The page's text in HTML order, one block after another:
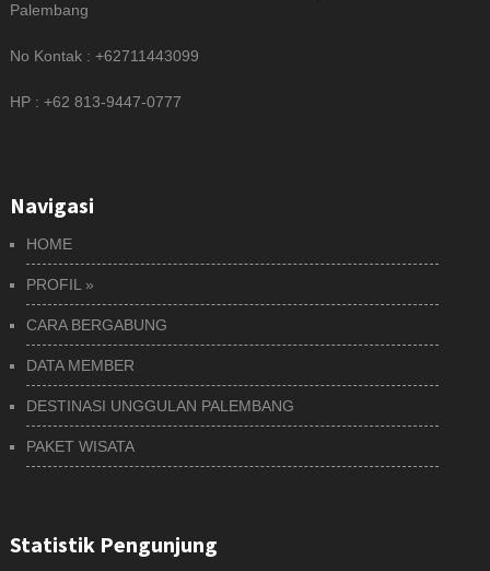
Palembang
No Kontak : +62711443099
HP : +62 813-9447-0777
Navigasi
HOME
PROFIL »
CARA BERGABUNG
DATA MEMBER
DESTINASI UNGGULAN PALEMBANG
PAKET WISATA
Statistik Pengunjung